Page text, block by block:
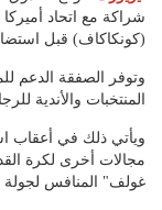
شراكة مع اتحاد
(كونكاكاف) قبل استضافة
وتوفر الصفقة الدعم
المنتخبات والأندية
ويأتي ذلك في أعقاب
مجالات أخرى لكرة
غولف" المنافس لجولة